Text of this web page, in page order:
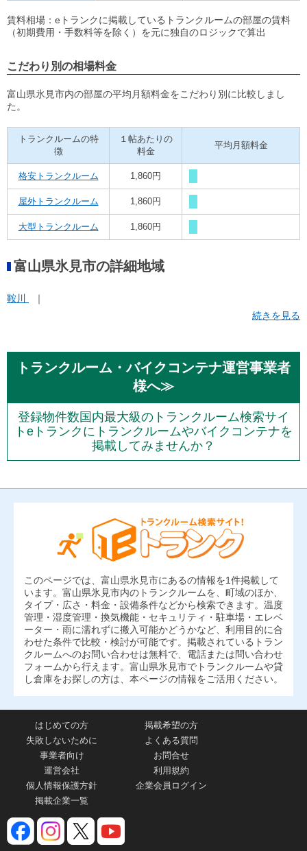
賃料相場：eトランクに掲載しているトランクルームの部屋の賃料
（初期費用・手数料等を除く）を元に独自のロジックで算出
こだわり別の相場料金
富山県氷見市内の部屋の平均月額料金をこだわり別に比較しまし
た。
トランクルームの特
徴
１帖あたりの
料金
平均月額料金
格安トランクルーム 1,860円
屋外トランクルーム 1,860円
大型トランクルーム 1,860円
富山県氷見市の詳細地域
鞍川
続きを見る
トランクルーム・バイクコンテナ運営事業者
様へ≫
登録物件数国内最大級のトランクルーム検索サイ
トeトランクにトランクルームやバイクコンテナを
掲載してみませんか？
このページでは、富山県氷見市にあるの情報を1件掲載して
います。富山県氷見市内のトランクルームを、町域のほか、
タイプ・広さ・料金・設備条件などから検索できます。温度
管理・湿度管理・換気機能・セキュリティ・駐車場・エレベ
ーター・雨に濡れずに搬入可能かどうかなど、利用目的に合
わせた条件で比較・検討が可能です。掲載されているトラン
クルームへのお問い合わせは無料で、電話または問い合わせ
フォームから行えます。富山県氷見市でトランクルームや貸
し倉庫をお探しの方は、本ページの情報をご活用ください。
はじめての方
掲載希望の方
失敗しないために
よくある質問
事業者向け
お問合せ
運営会社
利用規約
個人情報保護方針
企業会員ログイン
掲載企業一覧